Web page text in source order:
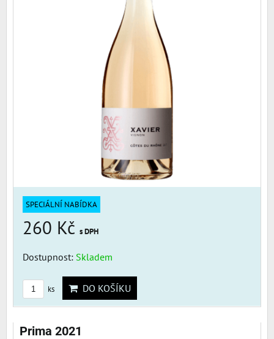
SPECIÁLNÍ NABÍDKA
260 Kč s DPH
Dostupnost: Skladem
ks DO KOŠÍKU
Prima 2021